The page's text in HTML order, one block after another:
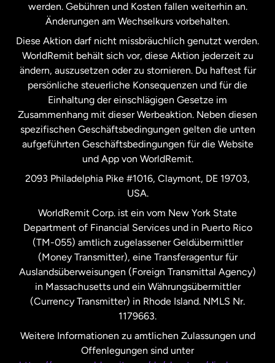
Neuseeland
Niederlande
Schweden
Spanien
Vereinigte Staaten English
Vereinigte Staaten
Vereinigtes Königreich
werden. Gebühren und Kosten fallen weiterhin an.
Änderungen am Wechselkurs vorbehalten.
Diese Aktion darf nicht missbräuchlich genutzt werden.
WorldRemit behält sich vor, diese Aktion jederzeit zu
ändern, auszusetzen oder zu stornieren. Du haftest für
persönliche steuerliche Konsequenzen und für die
Einhaltung der einschlägigen Gesetze im
Zusammenhang mit dieser Werbeaktion. Neben diesen
spezifischen Geschäftsbedingungen gelten die unten
aufgeführten Geschäftsbedingungen für die Website
und App von WorldRemit.
2093 Philadelphia Pike #1016, Claymont, DE 19703,
USA.
WorldRemit Corp. ist ein vom New York State
Department of Financial Services und in Puerto Rico
(TM-055) amtlich zugelassener Geldübermittler
(Money Transmitter), eine Transferagentur für
Auslandsüberweisungen (Foreign Transmittal Agency)
in Massachusetts und ein Währungsübermittler
(Currency Transmitter) in Rhode Island. NMLS Nr.
1179663.
Weitere Informationen zu amtlichen Zulassungen und
Offenlegungen sind unter